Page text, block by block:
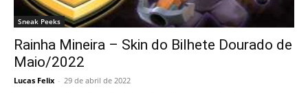
Sneak Peeks
Rainha Mineira – Skin do Bilhete Dourado de
Maio/2022
Lucas Felix - 29 de abril de 2022